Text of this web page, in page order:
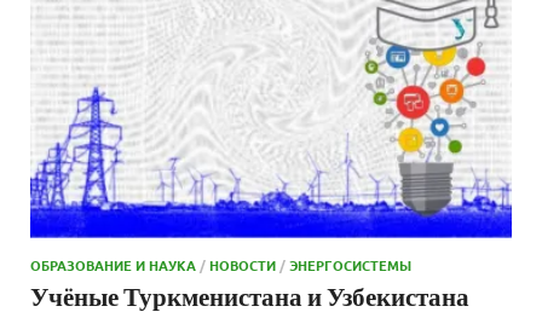
ОБРАЗОВАНИЕ И НАУКА /НОВОСТИ /ЭНЕРГОСИСТЕМЫ
Учёные Туркменистана и Узбекистана